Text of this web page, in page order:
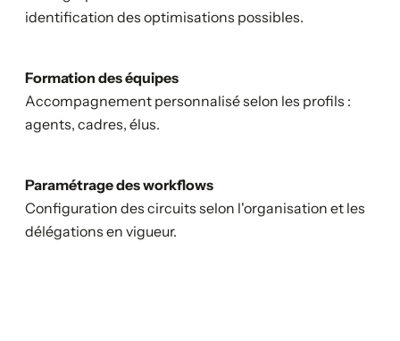
identification des optimisations possibles.
Formation des équipes
Accompagnement personnalisé selon les profils :
agents, cadres, élus.
Paramétrage des workflows
Configuration des circuits selon l'organisation et les
délégations en vigueur.